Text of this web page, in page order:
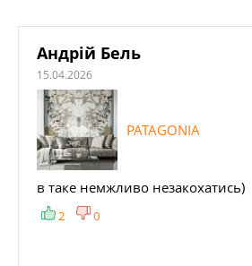
Андрій Бель
15.04.2026
PATAGONIA
в таке немжливо незакохатись)
2 0